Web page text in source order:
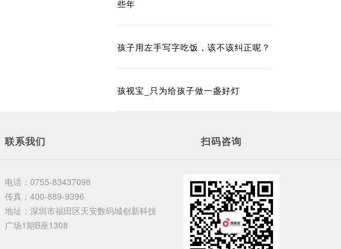
些年
孩子用左手写字吃饭，该不该纠正呢？
孩视宝_只为给孩子做一盏好灯
联系我们
电话： 0755-83437098
传真： 400-889-9396
地址： 深圳市福田区天安数码城创新科技
广场1期B座1308
扫码咨询